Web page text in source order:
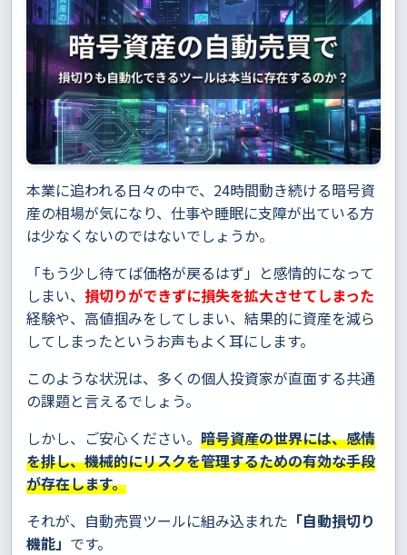
本業に追われる日々の中で、24時間動き続ける暗号資
産の相場が気になり、仕事や睡眠に支障が出ている方
は少なくないのではないでしょうか。
「もう少し待てば価格が戻るはず」と感情的になって
しまい、 損切りができずに損失を拡大させてしまった
経験や、高値掴みをしてしまい、結果的に資産を減ら
してしまったというお声もよく耳にします。
このような状況は、多くの個人投資家が直面する共通
の課題と言えるでしょう。
しかし、ご安心ください。 暗号資産の世界には、感情
を排し、機械的にリスクを管理するための有効な手段
が存在します。
それが、自動売買ツールに組み込まれた 「自動損切り
機能」 です。